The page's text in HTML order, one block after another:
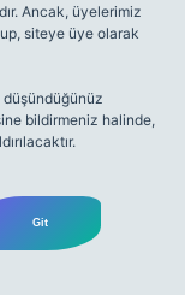
Ancak, üyelerimiz
siteye üye olarak
düşündüğünüz
bildirmeniz halinde,